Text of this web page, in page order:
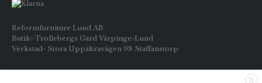
Reformfurniture Lund AB
Butik- Trollebergs Gård Värpinge-Lund
Verkstad- Stora Uppåkravägen 98 Staffanstorp
X